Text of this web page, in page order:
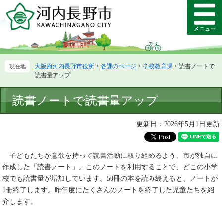
ー
先
ニ
を
て
メ
ニ
ー
大阪府河内長野市役所 > 各課のページ > 学校教育課 > 読書ノートで
読書量アップ
文
読書ノートで読書量アップ
更新日：2026年5月1日更新
子どもたちが意欲を持って読書活動に取り組めるよう、市が独自に
作成した「読書ノート」。このノートを利用することで、どこの小学
校でも読書量が増加しています。50冊の本を読み終えると、ノートが
1冊終了します。昨年度にたくさんのノートを終了した児童たちを紹
介します。